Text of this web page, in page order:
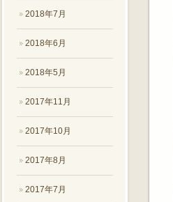
2018年7月
2018年6月
2018年5月
2017年11月
2017年10月
2017年8月
2017年7月